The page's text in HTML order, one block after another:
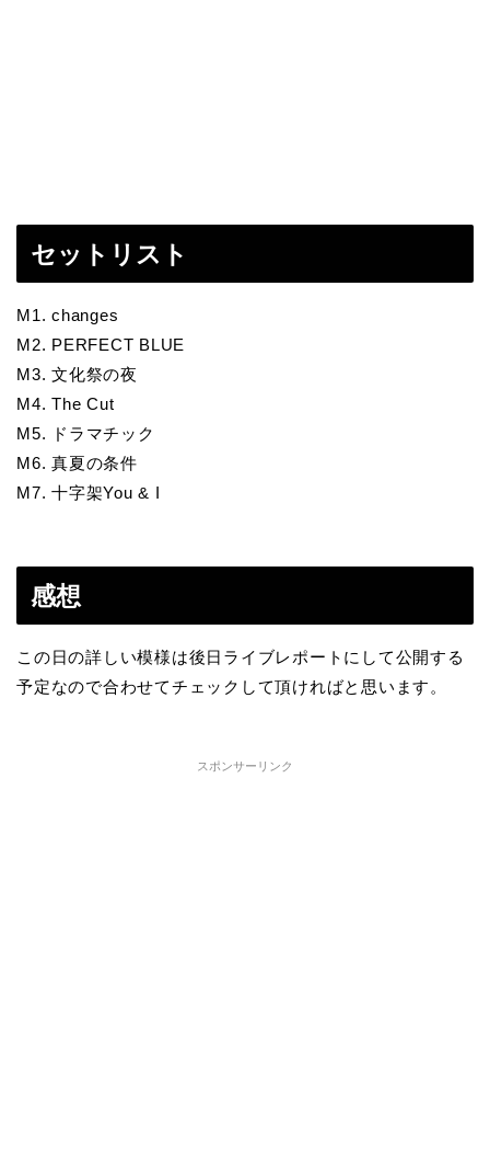
セットリスト
M1. changes
M2. PERFECT BLUE
M3. 文化祭の夜
M4. The Cut
M5. ドラマチック
M6. 真夏の条件
M7. 十字架You & I
感想
この日の詳しい模様は後日ライブレポートにして公開する
予定なので合わせてチェックして頂ければと思います。
スポンサーリンク